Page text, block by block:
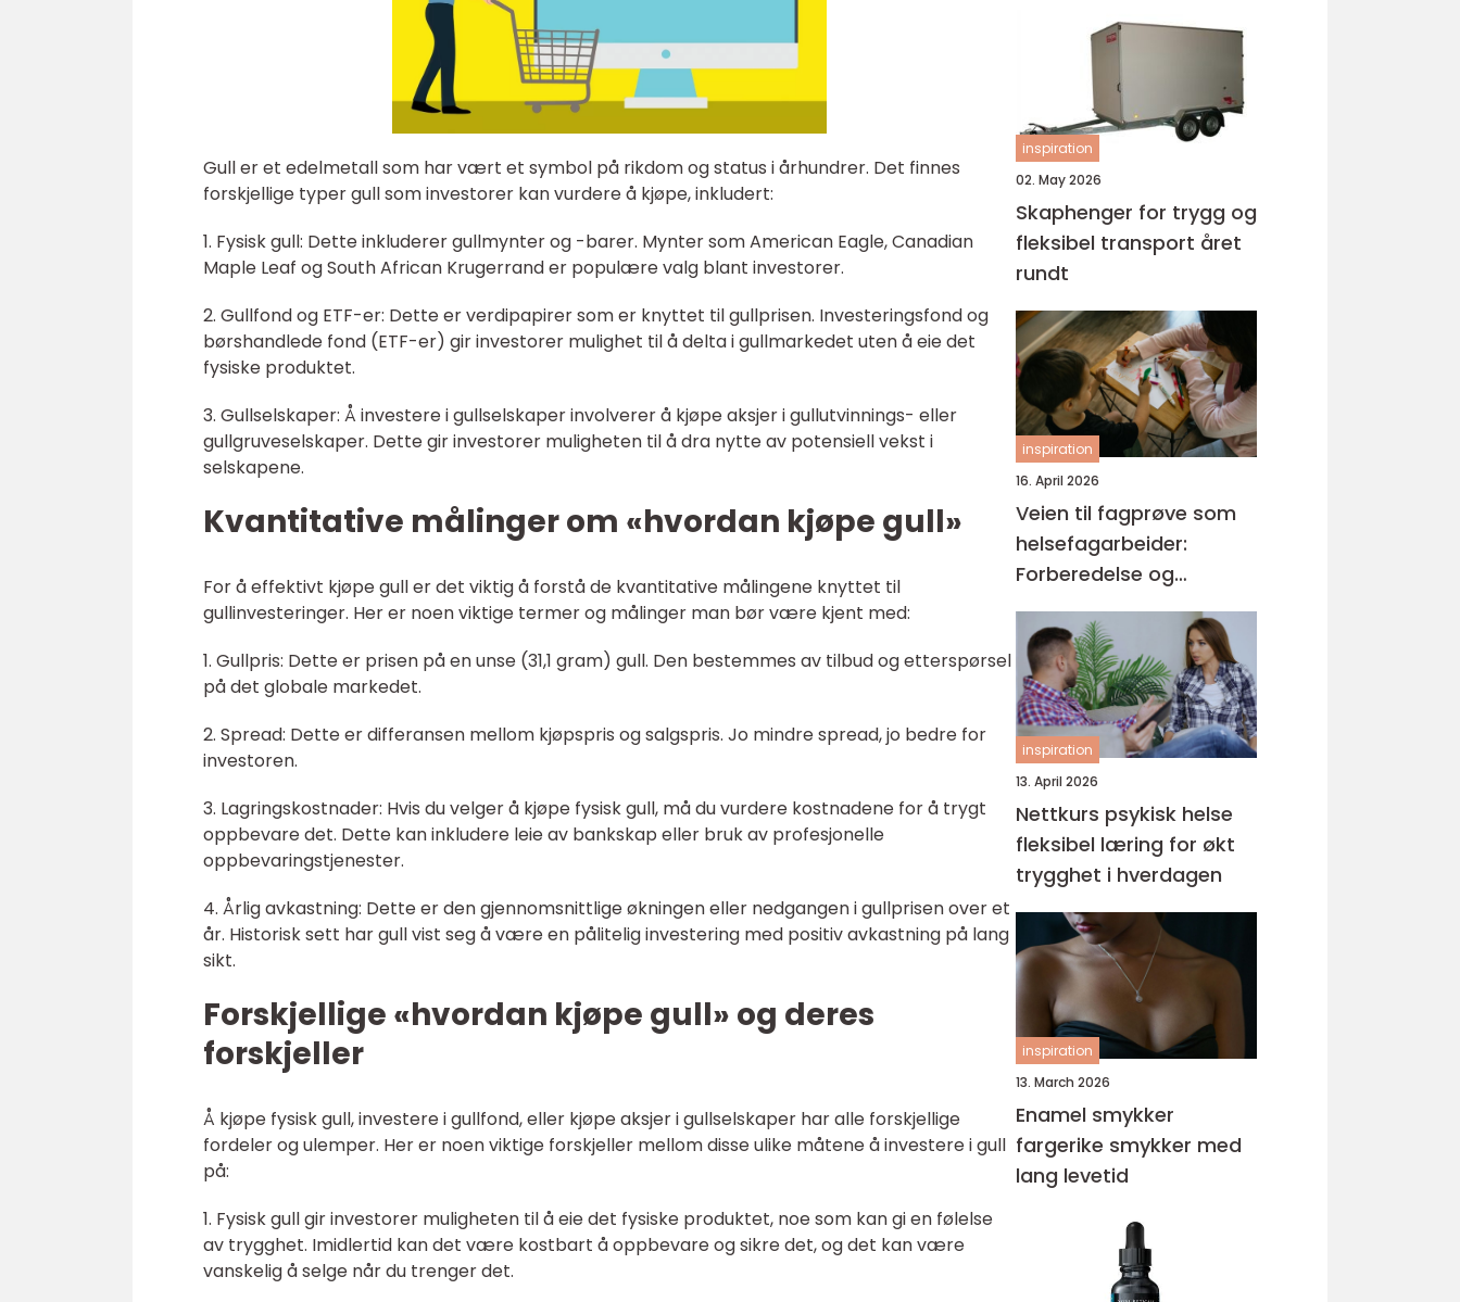
Gull er et edelmetall som har vært et symbol på rikdom og status i århundrer. Det finnes
forskjellige typer gull som investorer kan vurdere å kjøpe, inkludert:
1. Fysisk gull: Dette inkluderer gullmynter og -barer. Mynter som American Eagle, Canadian
Maple Leaf og South African Krugerrand er populære valg blant investorer.
2. Gullfond og ETF-er: Dette er verdipapirer som er knyttet til gullprisen. Investeringsfond og
børshandlede fond (ETF-er) gir investorer mulighet til å delta i gullmarkedet uten å eie det
fysiske produktet.
3. Gullselskaper: Å investere i gullselskaper involverer å kjøpe aksjer i gullutvinnings- eller
gullgruveselskaper. Dette gir investorer muligheten til å dra nytte av potensiell vekst i
selskapene.
Kvantitative målinger om «hvordan kjøpe gull»
For å effektivt kjøpe gull er det viktig å forstå de kvantitative målingene knyttet til
gullinvesteringer. Her er noen viktige termer og målinger man bør være kjent med:
1. Gullpris: Dette er prisen på en unse (31,1 gram) gull. Den bestemmes av tilbud og etterspørsel
på det globale markedet.
2. Spread: Dette er differansen mellom kjøpspris og salgspris. Jo mindre spread, jo bedre for
investoren.
3. Lagringskostnader: Hvis du velger å kjøpe fysisk gull, må du vurdere kostnadene for å trygt
oppbevare det. Dette kan inkludere leie av bankskap eller bruk av profesjonelle
oppbevaringstjenester.
4. Årlig avkastning: Dette er den gjennomsnittlige økningen eller nedgangen i gullprisen over et
år. Historisk sett har gull vist seg å være en pålitelig investering med positiv avkastning på lang
sikt.
Forskjellige «hvordan kjøpe gull» og deres
forskjeller
Å kjøpe fysisk gull, investere i gullfond, eller kjøpe aksjer i gullselskaper har alle forskjellige
fordeler og ulemper. Her er noen viktige forskjeller mellom disse ulike måtene å investere i gull
på:
1. Fysisk gull gir investorer muligheten til å eie det fysiske produktet, noe som kan gi en følelse
av trygghet. Imidlertid kan det være kostbart å oppbevare og sikre det, og det kan være
vanskelig å selge når du trenger det.
inspiration
02. May 2026
Skaphenger for trygg og
fleksibel transport året
rundt
inspiration
16. April 2026
Veien til fagprøve som
helsefagarbeider:
Forberedelse og
kompetansemål
inspiration
13. April 2026
Nettkurs psykisk helse
fleksibel læring for økt
trygghet i hverdagen
inspiration
13. March 2026
Enamel smykker
fargerike smykker med
lang levetid